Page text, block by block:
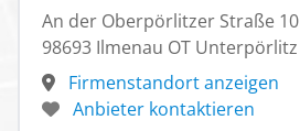
An der Oberpörlitzer Straße 10
98693 Ilmenau OT Unterpörlitz
Firmenstandort anzeigen
Anbieter kontaktieren